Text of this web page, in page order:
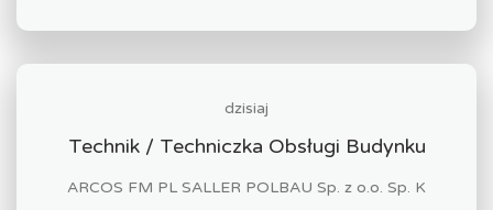
dzisiaj
Technik / Techniczka Obsługi Budynku
ARCOS FM PL SALLER POLBAU Sp. z o.o. Sp. K